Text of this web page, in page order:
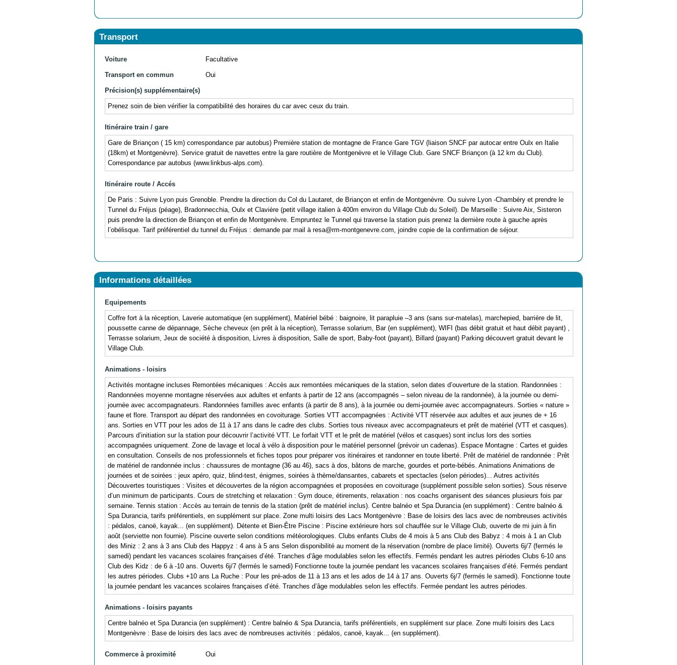
Transport
Voiture Facultative
Transport en commun Oui
Précision(s) supplémentaire(s)
Prenez soin de bien vérifier la compatibilité des horaires du car avec ceux du train.
Itinéraire train / gare
Gare de Briançon ( 15 km) correspondance par autobus) Première station de montagne de France Gare TGV (liaison SNCF par autocar entre Oulx en Italie
(18km) et Montgenèvre). Service gratuit de navettes entre la gare routière de Montgenèvre et le Village Club. Gare SNCF Briançon (à 12 km du Club).
Correspondance par autobus (www.linkbus-alps.com).
Itinéraire route / Accés
De Paris : Suivre Lyon puis Grenoble. Prendre la direction du Col du Lautaret, de Briançon et enfin de Montgenèvre. Ou suivre Lyon -Chambéry et prendre le
Tunnel du Fréjus (péage), Bradonnecchia, Oulx et Clavière (petit village italien à 400m environ du Village Club du Soleil). De Marseille : Suivre Aix, Sisteron
puis prendre la direction de Briançon et enfin de Montgenèvre. Empruntez le Tunnel qui traverse la station puis prenez la dernière route à gauche après
l’obélisque. Tarif préférentiel du tunnel du Fréjus : demande par mail à resa@rm-montgenevre.com, joindre copie de la confirmation de séjour.
Informations détaillées
Equipements
Coffre fort à la réception, Laverie automatique (en supplément), Matériel bébé : baignoire, lit parapluie –3 ans (sans sur-matelas), marchepied, barrière de lit,
poussette canne de dépannage, Sèche cheveux (en prêt à la réception), Terrasse solarium, Bar (en supplément), WIFI (bas débit gratuit et haut débit payant) ,
Terrasse solarium, Jeux de société à disposition, Livres à disposition, Salle de sport, Baby-foot (payant), Billard (payant) Parking découvert gratuit devant le
Village Club.
Animations - loisirs
Activités montagne incluses Remontées mécaniques : Accès aux remontées mécaniques de la station, selon dates d’ouverture de la station. Randonnées :
Randonnées moyenne montagne réservées aux adultes et enfants à partir de 12 ans (accompagnés – selon niveau de la randonnée), à la journée ou demi-
journée avec accompagnateurs. Randonnées familles avec enfants (à partir de 8 ans), à la journée ou demi-journée avec accompagnateurs. Sorties « nature »
faune et flore. Transport au départ des randonnées en covoiturage. Sorties VTT accompagnées : Activité VTT réservée aux adultes et aux jeunes de + 16
ans. Sorties en VTT pour les ados de 11 à 17 ans dans le cadre des clubs. Sorties tous niveaux avec accompagnateurs et prêt de matériel (VTT et casques).
Parcours d’initiation sur la station pour découvrir l’activité VTT. Le forfait VTT et le prêt de matériel (vélos et casques) sont inclus lors des sorties
accompagnées uniquement. Zone de lavage et local à vélo à disposition pour le matériel personnel (prévoir un cadenas). Espace Montagne : Cartes et guides
en consultation. Conseils de nos professionnels et fiches topos pour préparer vos itinéraires et randonner en toute liberté. Prêt de matériel de randonnée : Prêt
de matériel de randonnée inclus : chaussures de montagne (36 au 46), sacs à dos, bâtons de marche, gourdes et porte-bébés. Animations Animations de
journées et de soirées : jeux apéro, quiz, blind-test, énigmes, soirées à thème/dansantes, cabarets et spectacles (selon périodes)... Autres activités
Découvertes touristiques : Visites et découvertes de la région accompagnées et proposées en covoiturage (supplément possible selon sorties). Sous réserve
d’un minimum de participants. Cours de stretching et relaxation : Gym douce, étirements, relaxation : nos coachs organisent des séances plusieurs fois par
semaine. Tennis station : Accès au terrain de tennis de la station (prêt de matériel inclus). Centre balnéo et Spa Durancia (en supplément) : Centre balnéo &
Spa Durancia, tarifs préférentiels, en supplément sur place. Zone multi loisirs des Lacs Montgenèvre : Base de loisirs des lacs avec de nombreuses activités
: pédalos, canoë, kayak... (en supplément). Détente et Bien-Être Piscine : Piscine extérieure hors sol chauffée sur le Village Club, ouverte de mi juin à fin
août (serviette non fournie). Piscine ouverte selon conditions météorologiques. Clubs enfants Clubs de 4 mois à 5 ans Club des Babyz : 4 mois à 1 an Club
des Miniz : 2 ans à 3 ans Club des Happyz : 4 ans à 5 ans Selon disponibilité au moment de la réservation (nombre de place limité). Ouverts 6j/7 (fermés le
samedi) pendant les vacances scolaires françaises d’été. Tranches d’âge modulables selon les effectifs. Fermés pendant les autres périodes Clubs 6-10 ans
Club des Kidz : de 6 à -10 ans. Ouverts 6j/7 (fermés le samedi) Fonctionne toute la journée pendant les vacances scolaires françaises d’été. Fermés pendant
les autres périodes. Clubs +10 ans La Ruche : Pour les pré-ados de 11 à 13 ans et les ados de 14 à 17 ans. Ouverts 6j/7 (fermés le samedi). Fonctionne toute
la journée pendant les vacances scolaires françaises d’été. Tranches d’âge modulables selon les effectifs. Fermée pendant les autres périodes.
Animations - loisirs payants
Centre balnéo et Spa Durancia (en supplément) : Centre balnéo & Spa Durancia, tarifs préférentiels, en supplément sur place. Zone multi loisirs des Lacs
Montgenèvre : Base de loisirs des lacs avec de nombreuses activités : pédalos, canoë, kayak... (en supplément).
Commerce à proximité Oui